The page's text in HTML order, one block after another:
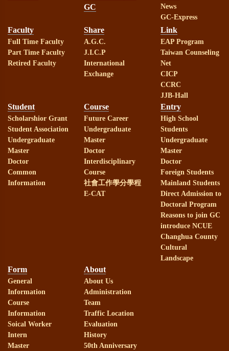
GC
News
GC-Express
Faculty
Full Time Faculty
Part Time Faculty
Retired Faculty
Share
A.G.C.
J.I.C.P
International
Exchange
Link
EAP Program
Taiwan Counseling
Net
CICP
CCRC
JJB-Hall
Student
Scholarshior Grant
Student Association
Undergraduate
Master
Doctor
Common
Information
Course
Future Career
Undergraduate
Master
Doctor
Interdisciplinary
Course
社會工作學分學程
E-CAT
Entry
High School
Students
Undergraduate
Master
Doctor
Foreign Students
Mainland Students
Direct Admission to
Doctoral Program
Reasons to join GC
introduce NCUE
Changhua County
Cultural
Landscape
Form
General
Information
Course
Information
Soical Worker
Intern
Master
About
About Us
Administration
Team
Traffic Location
Evaluation
History
50th Anniversary